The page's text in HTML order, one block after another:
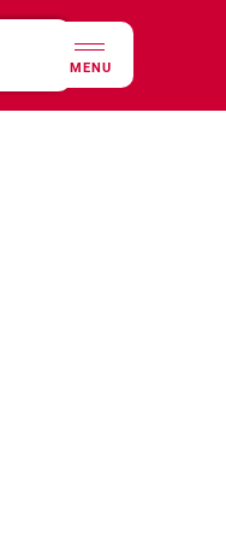
MENU